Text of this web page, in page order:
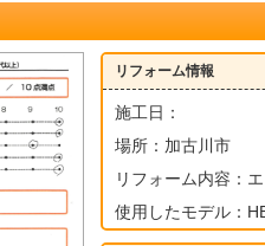
リフォーム情報
施工日：
場所：加古川市
リフォーム内容：
使用したモデル：